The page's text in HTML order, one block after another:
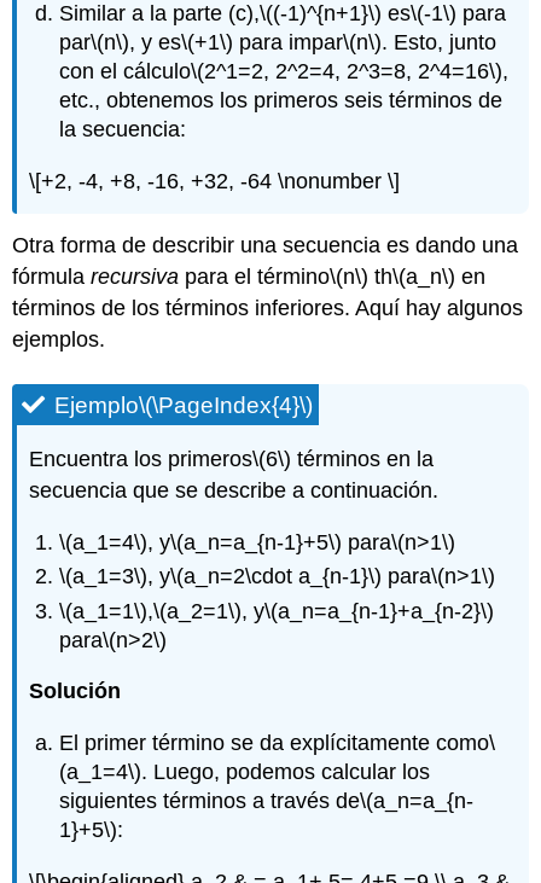
Similar a la parte (c),\((-1)^{n+1}\) es\(-1\) para
par\(n\), y es\(+1\) para impar\(n\). Esto, junto
con el cálculo\(2^1=2, 2^2=4, 2^3=8, 2^4=16\),
etc., obtenemos los primeros seis términos de
la secuencia:
\[+2, -4, +8, -16, +32, -64 \nonumber \]
Otra forma de describir una secuencia es dando una
fórmularecursiva para el término\(n\) th\(a_n\) en
términos de los términos inferiores. Aquí hay algunos
ejemplos.
Ejemplo\(\PageIndex{4}\)
Encuentra los primeros\(6\) términos en la
secuencia que se describe a continuación.
\(a_1=4\), y\(a_n=a_{n-1}+5\) para\(n>1\)
\(a_1=3\), y\(a_n=2\cdot a_{n-1}\) para\(n>1\)
\(a_1=1\),\(a_2=1\), y\(a_n=a_{n-1}+a_{n-2}\)
para\(n>2\)
Solución
El primer término se da explícitamente como\
(a_1=4\). Luego, podemos calcular los
siguientes términos a través de\(a_n=a_{n-
1}+5\):